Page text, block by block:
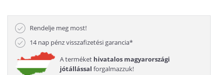
Rendelje meg most!
14 nap pénz visszafizetési garancia*
A terméket hivatalos magyarországi
jótállással forgalmazzuk!